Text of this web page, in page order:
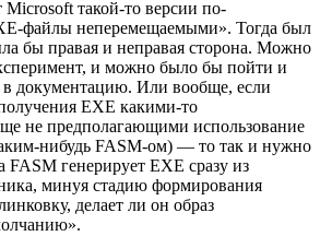
такой-то версии по-
файлы неперемещаемыми». Тогда был
бы правая и неправая сторона. Можно
и можно было бы пойти и
в документацию. Или вообще, если
EXE какими-то
не предполагающими использование
нибудь FASM-ом) — то так и нужно
FASM генерирует EXE сразу из
минуя стадию формирования
делает ли он образ